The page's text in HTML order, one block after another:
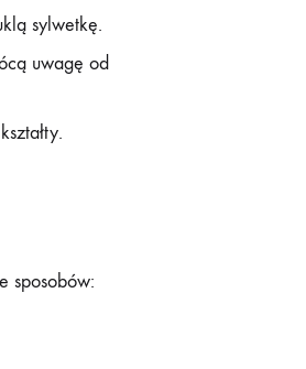
sylwetkę.
uwagę od
sposobów: